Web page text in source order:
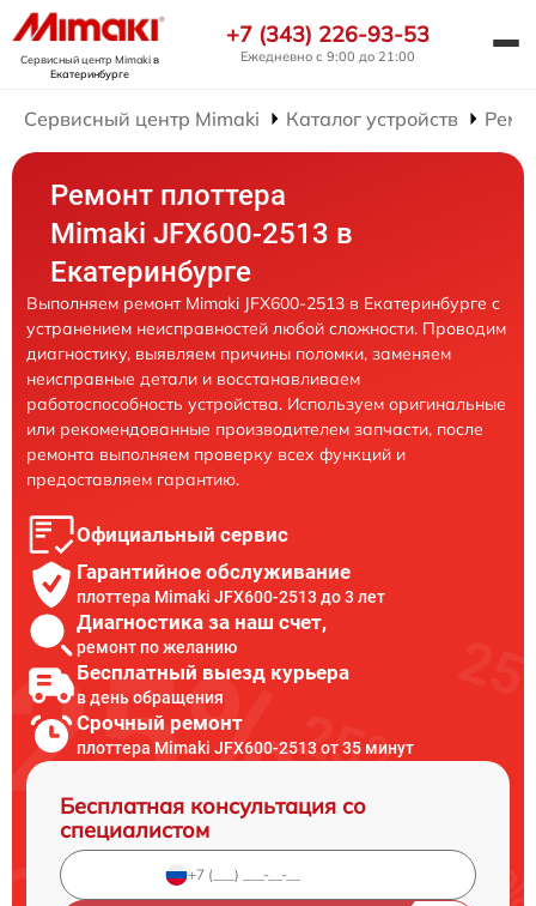
Сервисный центр Mimakiв
Екатеринбурге
+7 (343) 226-93-53
Ежедневно с 9:00 до 21:00
Сервисный центр Mimaki Каталог устройств
Ремонт плоттера
Mimaki JFX600-2513 в
Екатеринбурге
Выполняем ремонт Mimaki JFX600-2513 в Екатеринбурге с
устранением неисправностей любой сложности. Проводим
диагностику, выявляем причины поломки, заменяем
неисправные детали и восстанавливаем
работоспособность устройства. Используем оригинальные
или рекомендованные производителем запчасти, после
ремонта выполняем проверку всех функций и
предоставляем гарантию.
Официальный сервис
Гарантийное обслуживание
плоттера Mimaki JFX600-2513 до 3 лет
Диагностика за наш счет,
ремонт по желанию
Бесплатный выезд курьера
в день обращения
Срочный ремонт
плоттера Mimaki JFX600-2513 от 35 минут
Бесплатная консультация со
специалистом